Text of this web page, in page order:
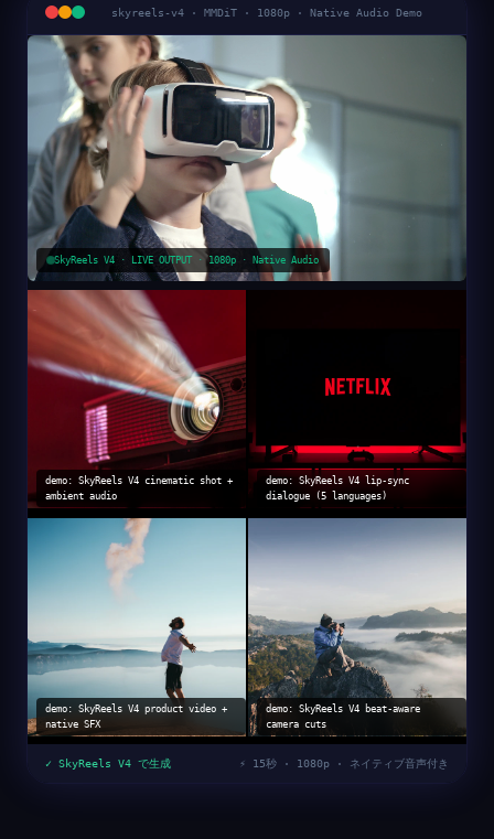
skyreels-v4 · MMDiT · 1080p · Native Audio Demo
SkyReels V4 · LIVE OUTPUT · 1080p · Native Audio
demo: SkyReels V4 cinematic shot +
ambient audio
demo: SkyReels V4 lip-sync
dialogue (5 languages)
demo: SkyReels V4 product video +
native SFX
demo: SkyReels V4 beat-aware
camera cuts
✓ SkyReels V4 で生成 ⚡ 15秒 · 1080p · ネイティブ音声付き